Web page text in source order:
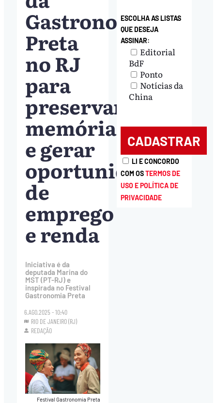
Gastronomia
Preta
no RJ
para
preservar
memória
e gerar
oportunidades
de
emprego
e renda
Iniciativa é da
deputada Marina do
MST (PT-RJ) e
inspirada no Festival
Gastronomia Preta
6.AGO.2025 - 10:40
RIO DE JANEIRO (RJ)
REDAÇÃO
Festival Gastronomia Preta
ESCOLHA AS LISTAS
QUE DESEJA
ASSINAR:
Editorial
BdF
Ponto
Notícias da
China
LI E CONCORDO
COM OSTERMOS DE
USO E POLÍTICA DE
PRIVACIDADE